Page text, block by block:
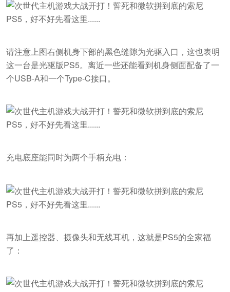
请注意上图右侧机身下部的黑色缝隙为光驱入口，这也表明
这一台是光驱版PS5。离近一些还能看到机身侧面配备了一
个USB-A和一个Type-C接口。
充电底座能同时为两个手柄充电：
再加上遥控器、摄像头和无线耳机，这就是PS5的全家福
了：